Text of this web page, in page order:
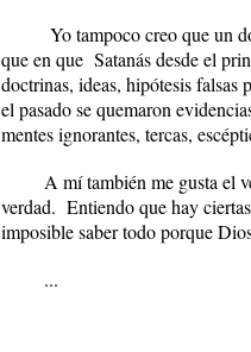
Yo tampoco creo que un
que en que Satanás desde el
doctrinas, ideas, hipótesis falsas
el pasado se quemaron
mentes ignorantes, tercas,
A mí también me gusta el
verdad. Entiendo que hay
imposible saber todo porque
...